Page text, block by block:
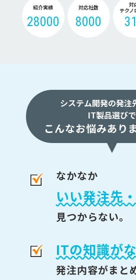
紹介実績
28000
対応社数
8000
対
テクノ
システム開発の発注
IT製品選びで
こんなお悩みあり
なかなか
いい発注先
見つからない。
ITの知識が
発注内容がまと